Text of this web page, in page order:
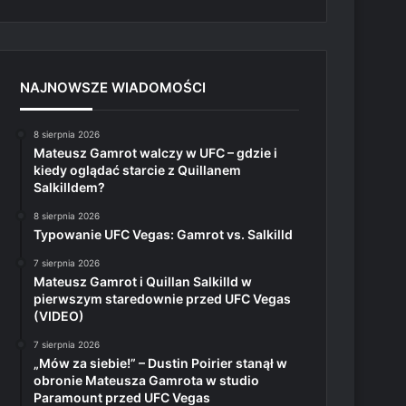
NAJNOWSZE WIADOMOŚCI
8 sierpnia 2026
Mateusz Gamrot walczy w UFC – gdzie i
kiedy oglądać starcie z Quillanem
Salkilldem?
8 sierpnia 2026
Typowanie UFC Vegas: Gamrot vs. Salkilld
7 sierpnia 2026
Mateusz Gamrot i Quillan Salkilld w
pierwszym staredownie przed UFC Vegas
(VIDEO)
7 sierpnia 2026
„Mów za siebie!” – Dustin Poirier stanął w
obronie Mateusza Gamrota w studio
Paramount przed UFC Vegas